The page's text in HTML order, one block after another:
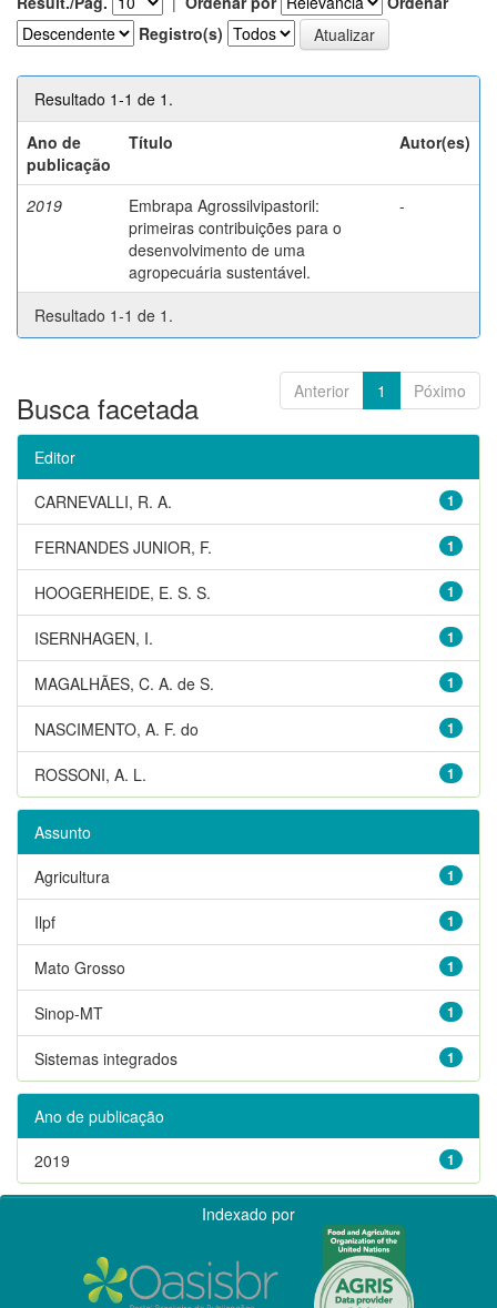
Registro(s)
Resultado 1-1 de 1.
Ano de
publicação
Título Autor(es)
2019
Embrapa Agrossilvipastoril:
primeiras contribuições para o
desenvolvimento de uma
agropecuária sustentável.
-
Resultado 1-1 de 1.
Anterior 1 Póximo
Busca facetada
Editor
1
CARNEVALLI, R. A.
1
FERNANDES JUNIOR, F.
1
HOOGERHEIDE, E. S. S.
1
ISERNHAGEN, I.
1
MAGALHÃES, C. A. de S.
1
NASCIMENTO, A. F. do
1
ROSSONI, A. L.
Assunto
1
Agricultura
1
Ilpf
1
Mato Grosso
1
Sinop-MT
1
Sistemas integrados
Ano de publicação
1
2019
Indexado por